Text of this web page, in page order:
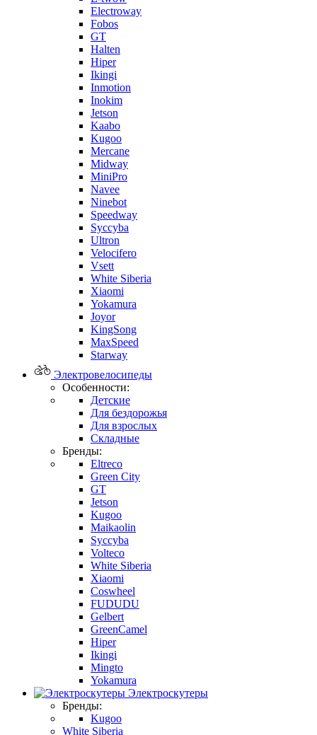
Electroway
Fobos
GT
Halten
Hiper
Ikingi
Inmotion
Inokim
Jetson
Kaabo
Kugoo
Mercane
Midway
MiniPro
Navee
Ninebot
Speedway
Syccyba
Ultron
Velocifero
Vsett
White Siberia
Xiaomi
Yokamura
Joyor
KingSong
MaxSpeed
Starway
Электровелосипеды
Особенности:
Детские
Для бездорожья
Для взрослых
Складные
Бренды:
Eltreco
Green City
GT
Jetson
Kugoo
Maikaolin
Syccyba
Volteco
White Siberia
Xiaomi
Coswheel
FUDUDU
Gelbert
GreenCamel
Hiper
Ikingi
Mingto
Yokamura
Электроскутеры
Бренды:
Kugoo
White Siberia